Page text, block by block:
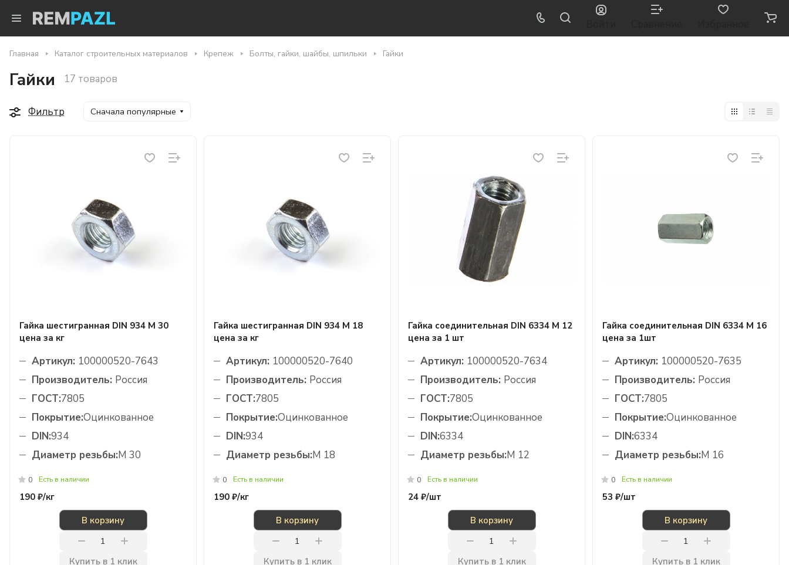
Главная Каталог строительных материалов Крепеж Болты, гайки, шайбы, шпильки Гайки
Гайки 17 товаров
Фильтр Сначала популярные
Гайка шестигранная DIN 934 М 30
цена за кг
Артикул: 100000520-7643
Производитель: Россия
ГОСТ:7805
Покрытие:Оцинкованное
DIN:934
Диаметр резьбы:М 30
0 Есть в наличии
190 ₽/кг
В корзину
Купить в 1 клик
Гайка шестигранная DIN 934 М 18
цена за кг
Артикул: 100000520-7640
Производитель: Россия
ГОСТ:7805
Покрытие:Оцинкованное
DIN:934
Диаметр резьбы:М 18
0 Есть в наличии
190 ₽/кг
В корзину
Купить в 1 клик
Гайка соединительная DIN 6334 М 12
цена за 1 шт
Артикул: 100000520-7634
Производитель: Россия
ГОСТ:7805
Покрытие:Оцинкованное
DIN:6334
Диаметр резьбы:М 12
0 Есть в наличии
24 ₽/шт
В корзину
Купить в 1 клик
Гайка соединительная DIN 6334 М 16
цена за 1шт
Артикул: 100000520-7635
Производитель: Россия
ГОСТ:7805
Покрытие:Оцинкованное
DIN:6334
Диаметр резьбы:М 16
0 Есть в наличии
53 ₽/шт
В корзину
Купить в 1 клик